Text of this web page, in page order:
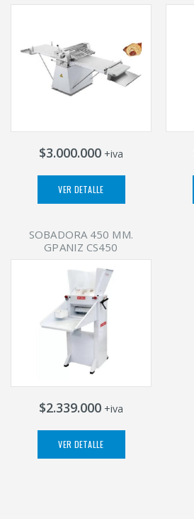
$3.000.000 +iva
VER DETALLE
SOBADORA 450 MM.
GPANIZ CS450
$2.339.000 +iva
VER DETALLE